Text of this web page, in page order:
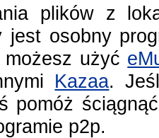
plików z
jest osobny
możesz użyć
Kazaa.
pomóż
p2p.